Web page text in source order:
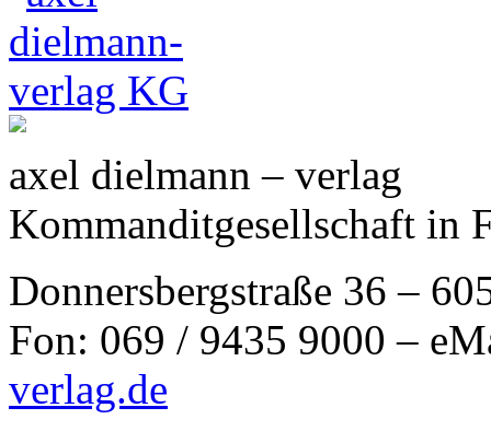
axel dielmann – verlag
Kommanditgesellschaft in
Donnersbergstraße 36 –
Fon: 069 / 9435 9000 –
verlag.de